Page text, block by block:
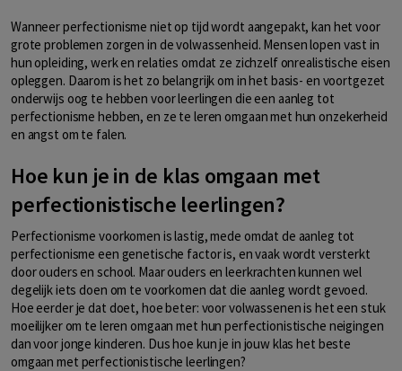
Wanneer perfectionisme niet op tijd wordt aangepakt, kan het voor
grote problemen zorgen in de volwassenheid. Mensen lopen vast in
hun opleiding, werk en relaties omdat ze zichzelf onrealistische eisen
opleggen. Daarom is het zo belangrijk om in het basis- en voortgezet
onderwijs oog te hebben voor leerlingen die een aanleg tot
perfectionisme hebben, en ze te leren omgaan met hun onzekerheid
en angst om te falen.
Hoe kun je in de klas omgaan met
perfectionistische leerlingen?
Perfectionisme voorkomen is lastig, mede omdat de aanleg tot
perfectionisme een genetische factor is, en vaak wordt versterkt
door ouders en school. Maar ouders en leerkrachten kunnen wel
degelijk iets doen om te voorkomen dat die aanleg wordt gevoed.
Hoe eerder je dat doet, hoe beter: voor volwassenen is het een stuk
moeilijker om te leren omgaan met hun perfectionistische neigingen
dan voor jonge kinderen. Dus hoe kun je in jouw klas het beste
omgaan met perfectionistische leerlingen?